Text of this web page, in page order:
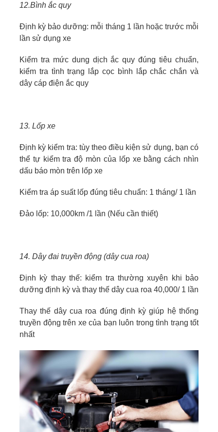
12.Bình ắc quy
Định kỳ bảo dưỡng: mỗi tháng 1 lần hoặc trước mỗi
lần sử dụng xe
Kiểm tra mức dung dịch ắc quy đúng tiêu chuẩn,
kiểm tra tình trạng lắp cọc bình lắp chắc chắn và
dây cáp điện ắc quy
13. Lốp xe
Định kỳ kiểm tra: tùy theo điều kiện sử dụng, bạn có
thể tự kiểm tra độ mòn của lốp xe bằng cách nhìn
dấu báo mòn trên lốp xe
Kiểm tra áp suất lốp đúng tiêu chuẩn: 1 tháng/ 1 lần
Đảo lốp: 10,000km /1 lần (Nếu cần thiết)
14. Dây đai truyền động (dây cua roa)
Định kỳ thay thế: kiểm tra thường xuyên khi bảo
dưỡng định kỳ và thay thế dây cua roa 40,000/ 1 lần
Thay thế dây cua roa đúng định kỳ giúp hệ thống
truyền động trên xe của bạn luôn trong tình trạng tốt
nhất